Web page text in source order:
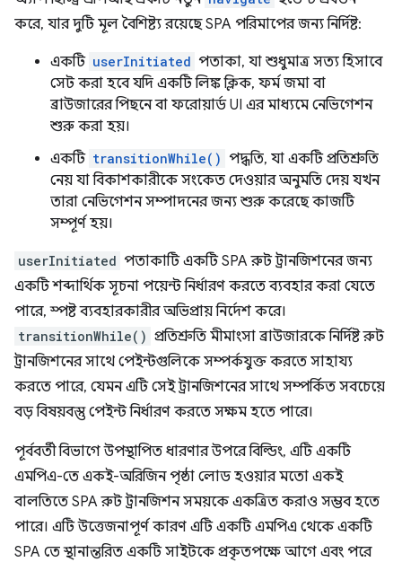
করে, যার দুটি মূল বৈশিষ্ট্য রয়েছে SPA পরিমাপের জন্য নির্দিষ্ট:
একটি userInitiated পতাকা, যা শুধুমাত্র সত্য হিসাবে
সেট করা হবে যদি একটি লিঙ্ক ক্লিক, ফর্ম জমা বা
ব্রাউজারের পিছনে বা ফরোয়ার্ড UI এর মাধ্যমে নেভিগেশন
শুরু করা হয়।
একটি transitionWhile() পদ্ধতি, যা একটি প্রতিশ্রুতি
নেয় যা বিকাশকারীকে সংকেত দেওয়ার অনুমতি দেয় যখন
তারা নেভিগেশন সম্পাদনের জন্য শুরু করেছে কাজটি
সম্পূর্ণ হয়।
userInitiated পতাকাটি একটি SPA রুট ট্রানজিশনের জন্য
একটি শব্দার্থিক সূচনা পয়েন্ট নির্ধারণ করতে ব্যবহার করা যেতে
পারে, স্পষ্ট ব্যবহারকারীর অভিপ্রায় নির্দেশ করে।
transitionWhile() প্রতিশ্রুতি মীমাংসা ব্রাউজারকে নির্দিষ্ট রুট
ট্রানজিশনের সাথে পেইন্টগুলিকে সম্পর্কযুক্ত করতে সাহায্য
করতে পারে, যেমন এটি সেই ট্রানজিশনের সাথে সম্পর্কিত সবচেয়ে
বড় বিষয়বস্তু পেইন্ট নির্ধারণ করতে সক্ষম হতে পারে।
পূর্ববর্তী বিভাগে উপস্থাপিত ধারণার উপরে বিল্ডিং, এটি একটি
এমপিএ-তে একই-অরিজিন পৃষ্ঠা লোড হওয়ার মতো একই
বালতিতে SPA রুট ট্রানজিশন সময়কে একত্রিত করাও সম্ভব হতে
পারে। এটি উত্তেজনাপূর্ণ কারণ এটি একটি এমপিএ থেকে একটি
SPA তে স্থানান্তরিত একটি সাইটকে প্রকৃতপক্ষে আগে এবং পরে